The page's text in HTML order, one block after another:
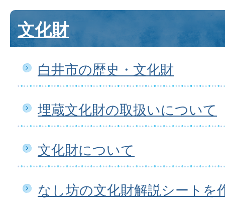
文化財
白井市の歴史・文化財
埋蔵文化財の取扱いについて
文化財について
なし坊の文化財解説シートを